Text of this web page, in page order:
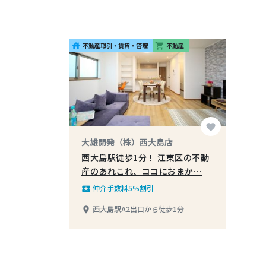
house 不動産取引・賃貸・管理 shopping_cart 不動産
favorite
大雄開発（株）西大島店
西大島駅徒歩1分！ 江東区の不動
産のあれこれ、ココにおまか…
local_play 仲介手数料5％割引
place 西大島駅A2出口から徒歩1分